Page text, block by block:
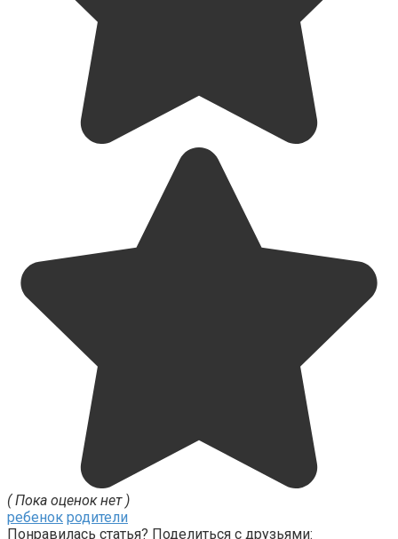
( Пока оценок нет )
ребенок родители
Понравилась статья? Поделиться с друзьями: